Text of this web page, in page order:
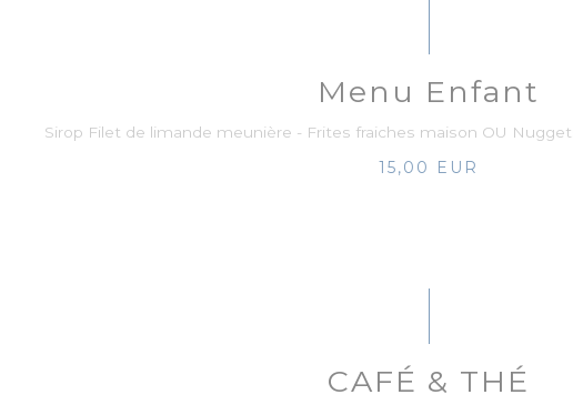
Menu Enfant
Sirop Filet de limande meunière - Frites fraiches maison OU
15,00 EUR
CAFÉ & THÉ